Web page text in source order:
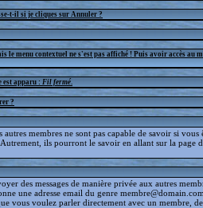
t-il si je cliques sur Annuler ?
menu contextuel ne s'est pas affiché ! Puis avoir accès au
est apparu : Fil fermé
?
membres ne sont pas capable de savoir si vous
ils pourront le savoir en allant sur la page
des messages de manière privée aux autres
une adresse email du genre
vous voulez parler directement avec un membre,